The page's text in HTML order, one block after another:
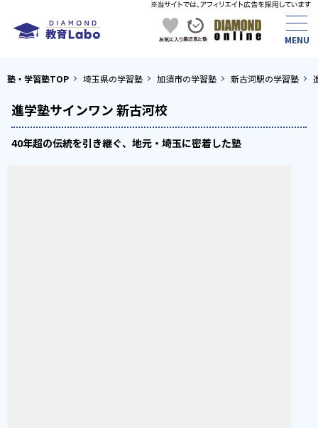
塾・学習塾TOP 埼玉県の学習塾 加須市の学習塾 新古河駅の学習塾
進学塾サインワン 新古河校
40年超の伝統を引き継ぐ、地元・埼玉に密着した塾